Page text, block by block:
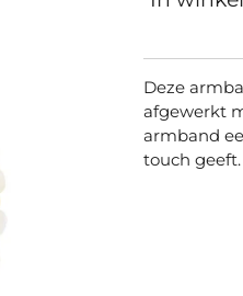
Deze
afgewerkt
armband
touch geeft.